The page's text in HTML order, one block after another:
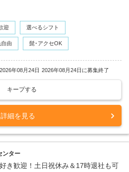
迎 選べるシフト
由 髭･アクセOK
年08月24日 2026年08月24日に募集終了
キープする
詳細を見る
ンター
き歓迎！土日祝休み＆17時退社も可